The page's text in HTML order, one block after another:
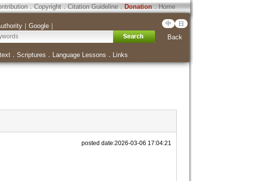
．Copyright．Citation Guideline．Donation．Home
｜ Google｜ 中 日
Back
． Scriptures ． Language Lessons ． Links
posted date:2026-03-06 17:04:21